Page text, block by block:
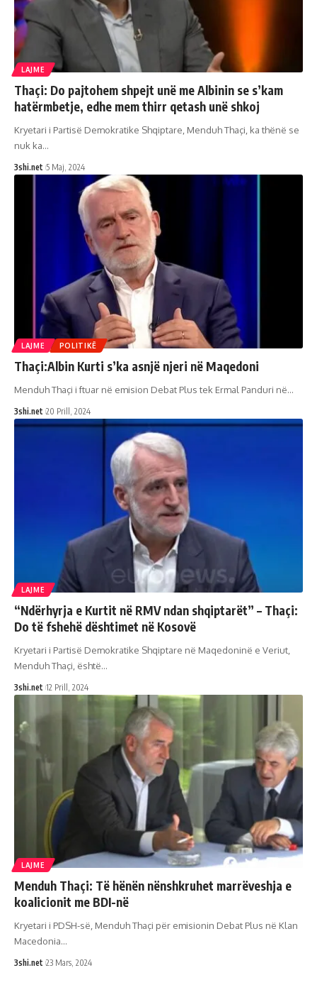
LAJME
Thaçi: Do pajtohem shpejt unë me Albinin se s’kam
hatërmbetje, edhe mem thirr qetash unë shkoj
Kryetari i Partisë Demokratike Shqiptare, Menduh Thaçi, ka thënë se
nuk ka…
3shi.net 5 Maj, 2024
LAJME POLITIKË
Thaçi:Albin Kurti s’ka asnjë njeri në Maqedoni
Menduh Thaçi i ftuar në emision Debat Plus tek Ermal Panduri në…
3shi.net 20 Prill, 2024
LAJME
“Ndërhyrja e Kurtit në RMV ndan shqiptarët” – Thaçi:
Do të fshehë dështimet në Kosovë
Kryetari i Partisë Demokratike Shqiptare në Maqedoninë e Veriut,
Menduh Thaçi, është…
3shi.net 12 Prill, 2024
LAJME
Menduh Thaçi: Të hënën nënshkruhet marrëveshja e
koalicionit me BDI-në
Kryetari i PDSH-së, Menduh Thaçi për emisionin Debat Plus në Klan
Macedonia…
3shi.net 23 Mars, 2024